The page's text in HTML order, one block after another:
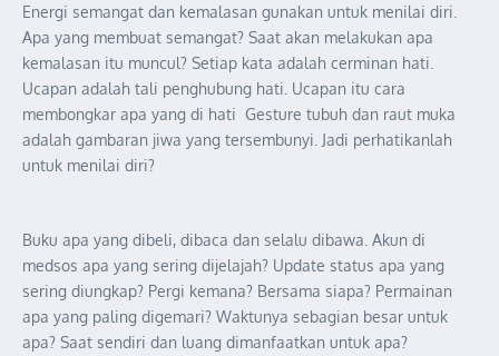
Energi semangat dan kemalasan gunakan untuk menilai diri.
Apa yang membuat semangat? Saat akan melakukan apa
kemalasan itu muncul? Setiap kata adalah cerminan hati.
Ucapan adalah tali penghubung hati. Ucapan itu cara
membongkar apa yang di hati Gesture tubuh dan raut muka
adalah gambaran jiwa yang tersembunyi. Jadi perhatikanlah
untuk menilai diri?
Buku apa yang dibeli, dibaca dan selalu dibawa. Akun di
medsos apa yang sering dijelajah? Update status apa yang
sering diungkap? Pergi kemana? Bersama siapa? Permainan
apa yang paling digemari? Waktunya sebagian besar untuk
apa? Saat sendiri dan luang dimanfaatkan untuk apa?